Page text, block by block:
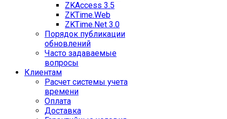
ZKAccess 3.5
ZKTime.Web
ZKTime.Net 3.0
Порядок публикации
обновлений
Часто задаваемые
вопросы
Клиентам
Расчет системы учета
времени
Оплата
Доставка